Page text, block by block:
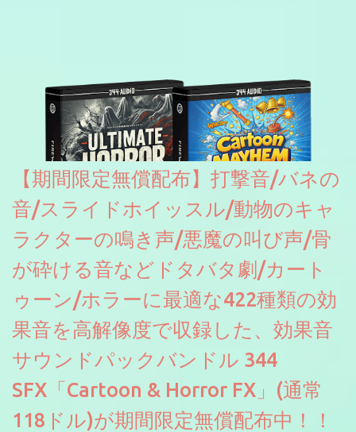
【期間限定無償配布】打撃音/バネの
音/スライドホイッスル/動物のキャ
ラクターの鳴き声/悪魔の叫び声/骨
が砕ける音などドタバタ劇/カート
ゥーン/ホラーに最適な422種類の効
果音を高解像度で収録した、効果音
サウンドパックバンドル 344
SFX「Cartoon & Horror FX」(通常
118ドル)が期間限定無償配布中！！